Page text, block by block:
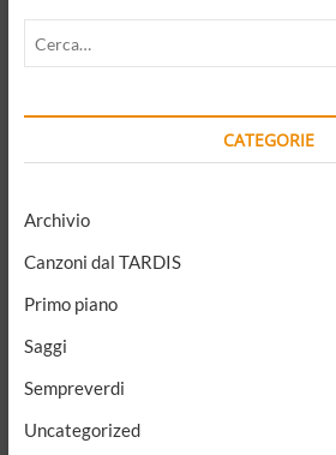
CATEGORIE
Archivio
Canzoni dal TARDIS
Primo piano
Saggi
Sempreverdi
Uncategorized